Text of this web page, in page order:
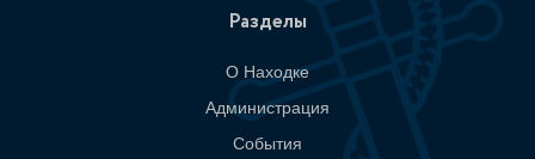
Разделы
О Находке
Администрация
События